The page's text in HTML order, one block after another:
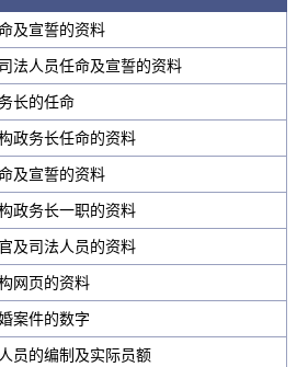
及宣誓的资料
法人员任命及宣誓的资料
长的任命
政务长任命的资料
及宣誓的资料
政务长一职的资料
及司法人员的资料
网页的资料
案件的数字
员的编制及实际员额